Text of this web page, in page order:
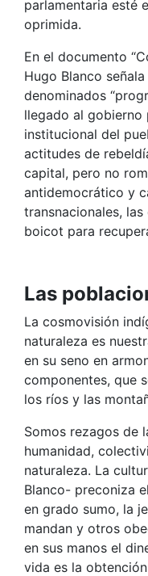
parlamentaria esté
oprimida.
En el documento
Hugo Blanco
denominados
llegado al gobierno
institucional del
actitudes de
capital, pero no
antidemocrático y
transnacionales,
boicot para
Las
La cosmovisión
naturaleza es
en su seno en
componentes, que
los ríos y las
Somos rezagos de
humanidad,
naturaleza. La
Blanco- preconiza
en grado sumo, la
mandan y otros
en sus manos el
vida es la